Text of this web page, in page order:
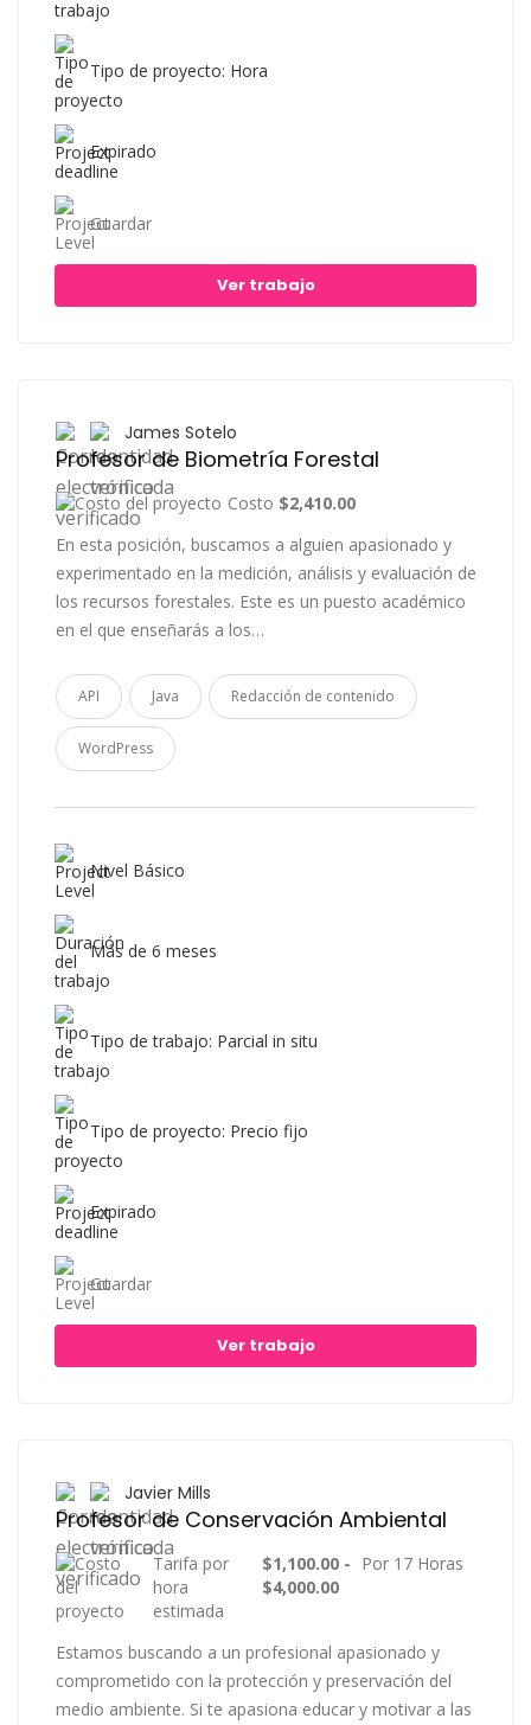
Tipo de proyecto: Hora
Expirado
Guardar
Ver trabajo
James Sotelo
Profesor de Biometría Forestal
Costo $2,410.00
En esta posición, buscamos a alguien apasionado y
experimentado en la medición, análisis y evaluación de
los recursos forestales. Este es un puesto académico
en el que enseñarás a los…
API Java Redacción de contenido
WordPress
Nivel Básico
Más de 6 meses
Tipo de trabajo: Parcial in situ
Tipo de proyecto: Precio fijo
Expirado
Guardar
Ver trabajo
Javier Mills
Profesor de Conservación Ambiental
Tarifa por
hora
estimada
$1,100.00 -
$4,000.00
Por 17 Horas
Estamos buscando a un profesional apasionado y
comprometido con la protección y preservación del
medio ambiente. Si te apasiona educar y motivar a las